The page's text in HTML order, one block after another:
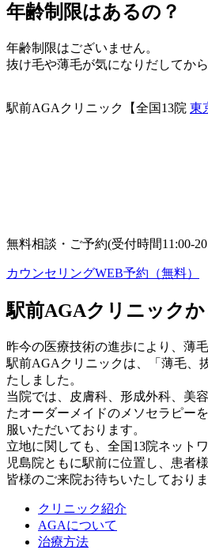
年齢制限はあるの？
年齢制限はございません。
抜け毛や薄毛が気になりだしてか
駅前AGAクリニック【全国13院 東
無料相談・ご予約(受付時間11:00-
カウンセリングWEB予約（無料）
駅前AGAクリニック
昨今の医療技術の進歩により、薄
駅前AGAクリニックは、「薄毛、
たしました。
当院では、皮膚科、形成外科、美
たオーダーメイドのメソセラピー
服いただいております。
立地に関しても、全国13院ネット
児島院ともに駅前に位置し、患者
皆様のご来院お待ちいたしておりま
クリニック紹介
AGAについて
治療方法